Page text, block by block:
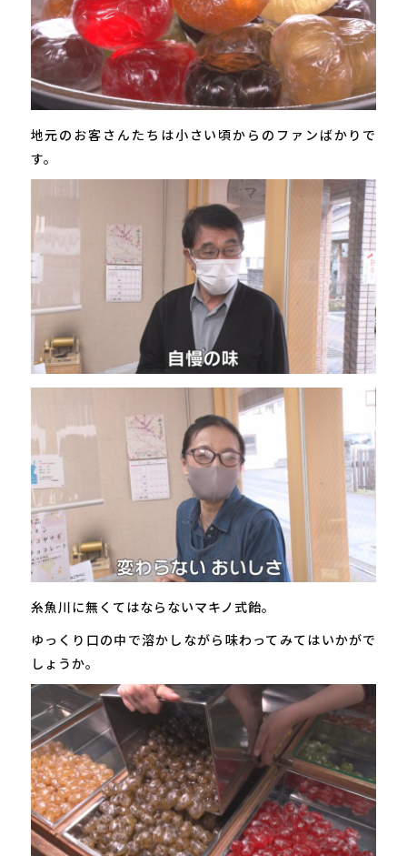
地元のお客さんたちは小さい頃からのファンばかりで
す。
糸魚川に無くてはならないマキノ式飴。
ゆっくり口の中で溶かしながら味わってみてはいかがで
しょうか。